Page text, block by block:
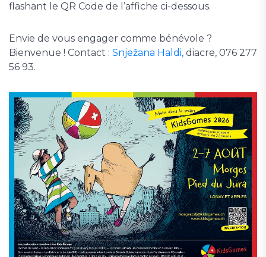
flashant le QR Code de l’affiche ci-dessous.
Envie de vous engager comme bénévole ?
Bienvenue ! Contact : Snježana Haldi, diacre, 076 277
56 93.